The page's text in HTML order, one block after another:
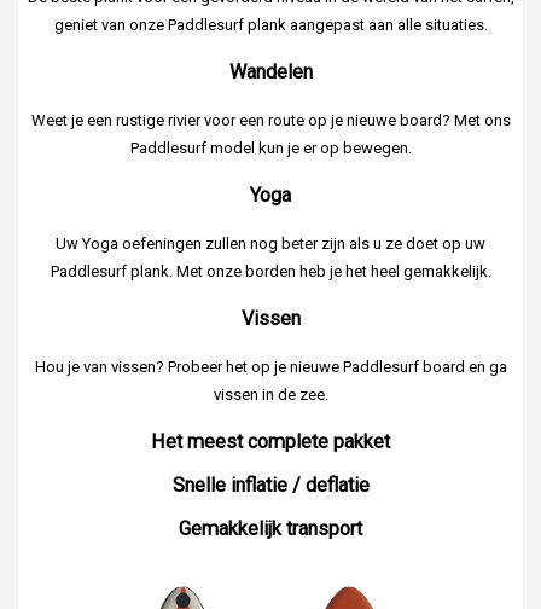
geniet van onze Paddlesurf plank aangepast aan alle situaties.
Wandelen
Weet je een rustige rivier voor een route op je nieuwe board? Met ons
Paddlesurf model kun je er op bewegen.
Yoga
Uw Yoga oefeningen zullen nog beter zijn als u ze doet op uw
Paddlesurf plank. Met onze borden heb je het heel gemakkelijk.
Vissen
Hou je van vissen? Probeer het op je nieuwe Paddlesurf board en ga
vissen in de zee.
Het meest complete pakket
Snelle inflatie / deflatie
Gemakkelijk transport